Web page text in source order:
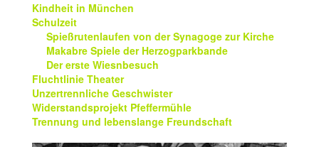
Kindheit in München
Schulzeit
Spießrutenlaufen von der Synagoge zur Kirche
Makabre Spiele der Herzogparkbande
Der erste Wiesnbesuch
Fluchtlinie Theater
Unzertrennliche Geschwister
Widerstandsprojekt Pfeffermühle
Trennung und lebenslange Freundschaft